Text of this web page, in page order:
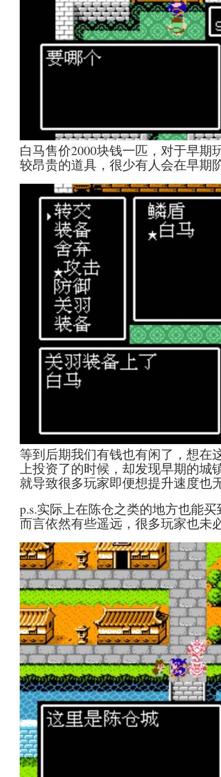
白马售价2000块钱一匹，对于早期
较昂贵的道具，很少有人会在早期
等到后期我们有钱也有闲了，想在
上投资了的时候，却发现早期的城
就导致很多玩家即便想提升速度也
p.s.实际上在陈仓之类的地方也能
而言依然有些遥远，很多玩家也未